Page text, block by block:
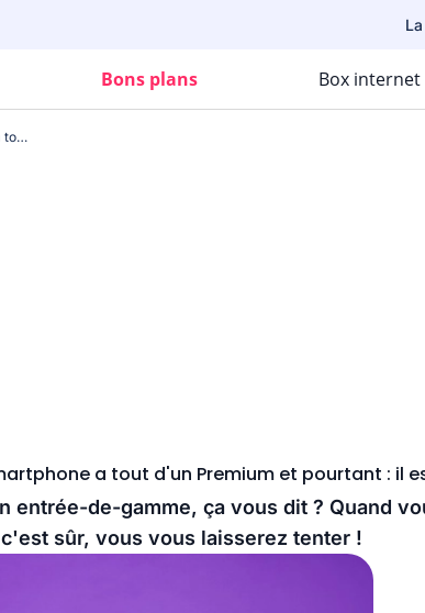
Bons plans Box internet
Appareil photo, écran, batterie... Ce smartphone a tout d'un Premium et pourtant : il est à moins de 250€ !
a tout d'un Premium et pourtant : il
entrée-de-gamme, ça vous dit ? Quand
sûr, vous vous laisserez tenter !